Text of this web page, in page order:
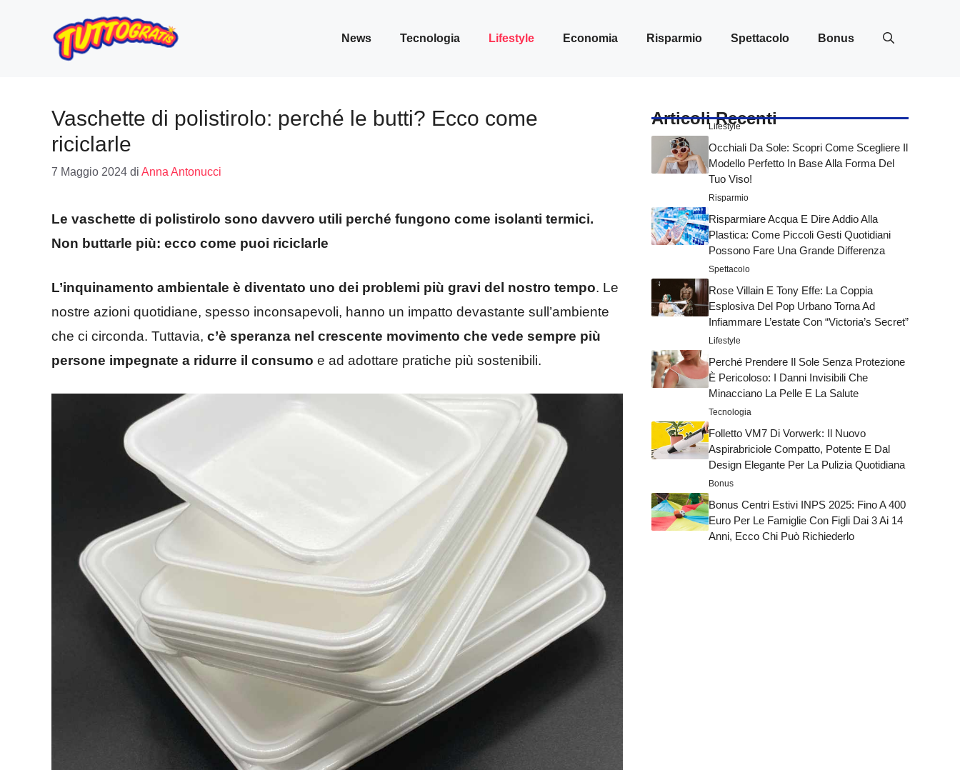
contenuto
News Tecnologia Lifestyle Economia Risparmio Spettacolo Bonus
Vaschette di polistirolo: perché le butti? Ecco come
riciclarle
7 Maggio 2024 di Anna Antonucci
Le vaschette di polistirolo sono davvero utili perché fungono come isolanti termici.
Non buttarle più: ecco come puoi riciclarle
L’inquinamento ambientale è diventato uno dei problemi più gravi del nostro tempo. Le
nostre azioni quotidiane, spesso inconsapevoli, hanno un impatto devastante sull’ambiente
che ci circonda. Tuttavia, c’è speranza nel crescente movimento che vede sempre più
persone impegnate a ridurre il consumo e ad adottare pratiche più sostenibili.
Articoli Recenti
Lifestyle
Occhiali Da Sole: Scopri Come Scegliere Il
Modello Perfetto In Base Alla Forma Del
Tuo Viso!
Risparmio
Risparmiare Acqua E Dire Addio Alla
Plastica: Come Piccoli Gesti Quotidiani
Possono Fare Una Grande Differenza
Spettacolo
Rose Villain E Tony Effe: La Coppia
Esplosiva Del Pop Urbano Torna Ad
Infiammare L’estate Con “Victoria’s Secret”
Lifestyle
Perché Prendere Il Sole Senza Protezione
È Pericoloso: I Danni Invisibili Che
Minacciano La Pelle E La Salute
Tecnologia
Folletto VM7 Di Vorwerk: Il Nuovo
Aspirabriciole Compatto, Potente E Dal
Design Elegante Per La Pulizia Quotidiana
Bonus
Bonus Centri Estivi INPS 2025: Fino A 400
Euro Per Le Famiglie Con Figli Dai 3 Ai 14
Anni, Ecco Chi Può Richiederlo